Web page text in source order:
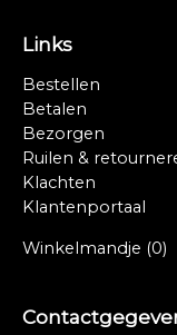
Links
Bestellen
Betalen
Bezorgen
Ruilen &
Klachten
Klantenportaal
Winkelmandje (0)